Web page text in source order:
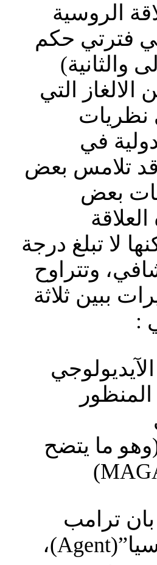
الروسية
في فترتي حكم
والثانية)
التي
نظريات
في
تلامس بعض
بعض
لا تبلغ درجة
وتتراوح
ببين ثلاثة
ما يتضح
ترامب
“عميل لروسيا”(Agent)،